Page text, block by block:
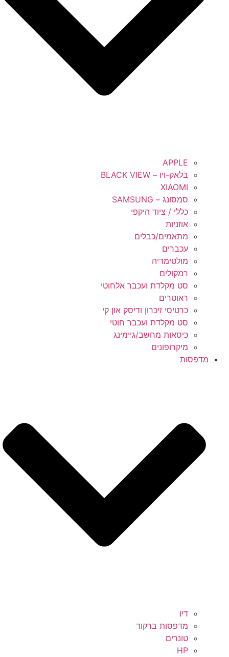
APPLE
בלאק-ויו – BLACK VIEW
XIAOMI
סמסונג – SAMSUNG
כללי / ציוד היקפי
אוזניות
מתאמים/כבלים
עכברים
מולטימדיה
רמקולים
סט מקלדת ועכבר אלחוטי
ראוטרים
כרטיסי זיכרון ודיסק און קי
סט מקלדת ועכבר חוטי
כיסאות מחשב/גיימינג
מיקרופונים
מדפסות
דיו
מדפסות ברקוד
טונרים
HP